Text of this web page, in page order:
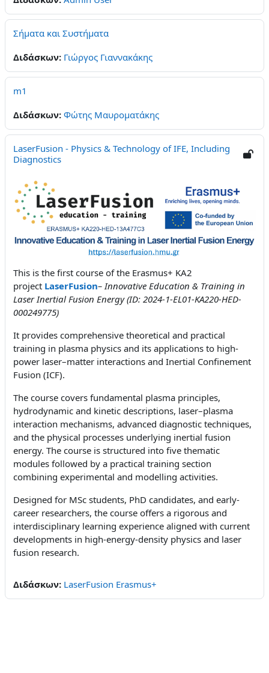
Σήματα και Συστήματα
Διδάσκων: Γιώργος Γιαννακάκης
m1
Διδάσκων: Φώτης Μαυροματάκης
LaserFusion - Physics & Technology of IFE, Including
Diagnostics
This is the first course of the Erasmus+ KA2
project LaserFusion– Innovative Education & Training in
Laser Inertial Fusion Energy (ID: 2024-1-EL01-KA220-HED-
000249775)
It provides comprehensive theoretical and practical
training in plasma physics and its applications to high-
power laser–matter interactions and Inertial Confinement
Fusion (ICF).
The course covers fundamental plasma principles,
hydrodynamic and kinetic descriptions, laser–plasma
interaction mechanisms, advanced diagnostic techniques,
and the physical processes underlying inertial fusion
energy. The course is structured into five thematic
modules followed by a practical training section
combining experimental and modelling activities.
Designed for MSc students, PhD candidates, and early-
career researchers, the course offers a rigorous and
interdisciplinary learning experience aligned with current
developments in high-energy-density physics and laser
fusion research.
Διδάσκων: LaserFusion Erasmus+